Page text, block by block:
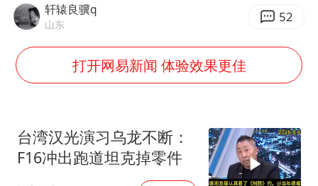
陈思诚零点晒照为佟丽娅庆生
夏日经济乘“热”而上 消费市场向“新”而行
36岁男演员成景区NPC后人气爆棚
宇树王兴兴被问了360多个问题
几元成本的AI广告导致千万市值蒸发
轩辕良骥q
山东 52
打开网易新闻 体验效果更佳
台湾汉光演习乌龙不断：
F16冲出跑道坦克掉零件